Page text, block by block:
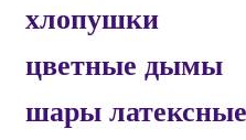
хлопушки
цветные дымы
шары латексные